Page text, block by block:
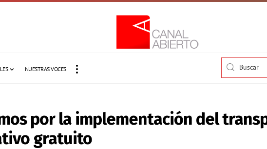
NUESTRAS VOCES
por la implementación del
gratuito